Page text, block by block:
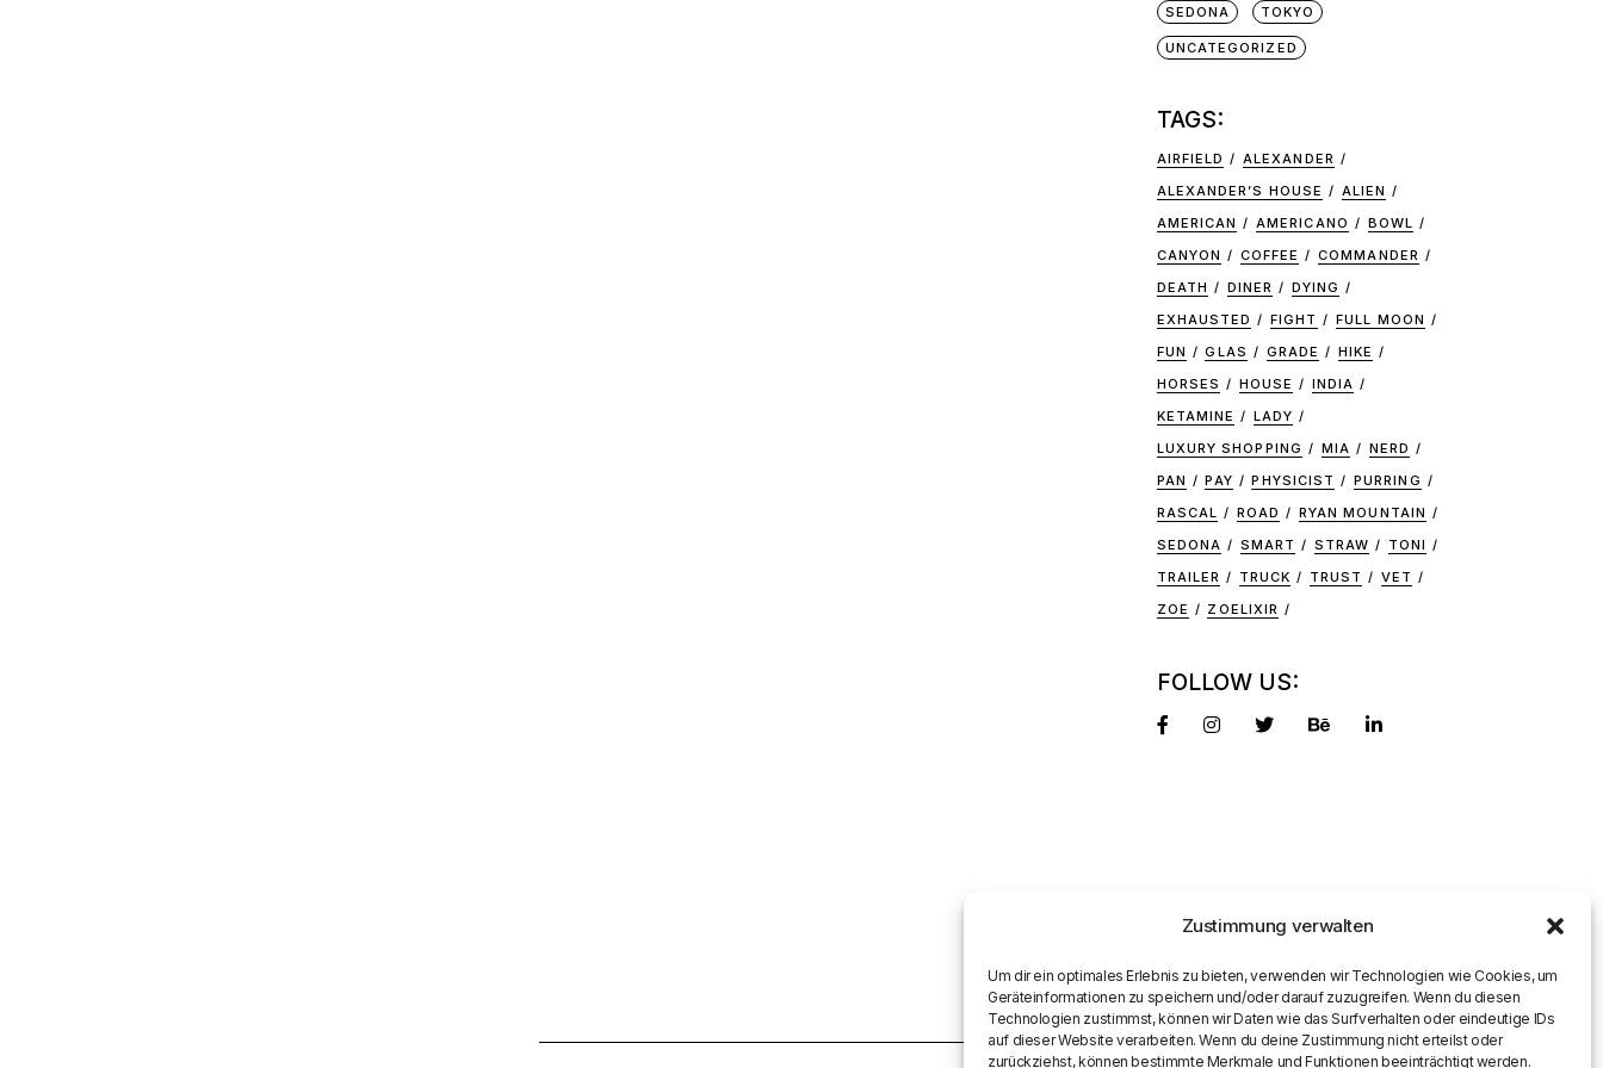
Zustimmung verwalten
Um dir ein optimales Erlebnis zu bieten, verwenden wir Technologien wie Cookies, um
Geräteinformationen zu speichern und/oder darauf zuzugreifen. Wenn du diesen
Technologien zustimmst, können wir Daten wie das Surfverhalten oder eindeutige IDs
auf dieser Website verarbeiten. Wenn du deine Zustimmung nicht erteilst oder
zurückziehst, können bestimmte Merkmale und Funktionen beeinträchtigt werden.
SEDONA TOKYO
UNCATEGORIZED
TAGS:
AIRFIELD
ALEXANDER
ALEXANDER’S HOUSE
ALIEN
AMERICAN
AMERICANO
BOWL
CANYON
COFFEE
COMMANDER
DEATH
DINER
DYING
EXHAUSTED
FIGHT
FULL MOON
FUN
GLAS GRADE
HIKE
HORSES
HOUSE
INDIA
KETAMINE
LADY
LUXURY SHOPPING
MIA
NERD
PAN
PAY PHYSICIST
PURRING
RASCAL
ROAD
RYAN MOUNTAIN
SEDONA
SMART STRAW
TONI
TRAILER
TRUCK TRUST
VET
ZOE
ZOELIXIR
FOLLOW US: